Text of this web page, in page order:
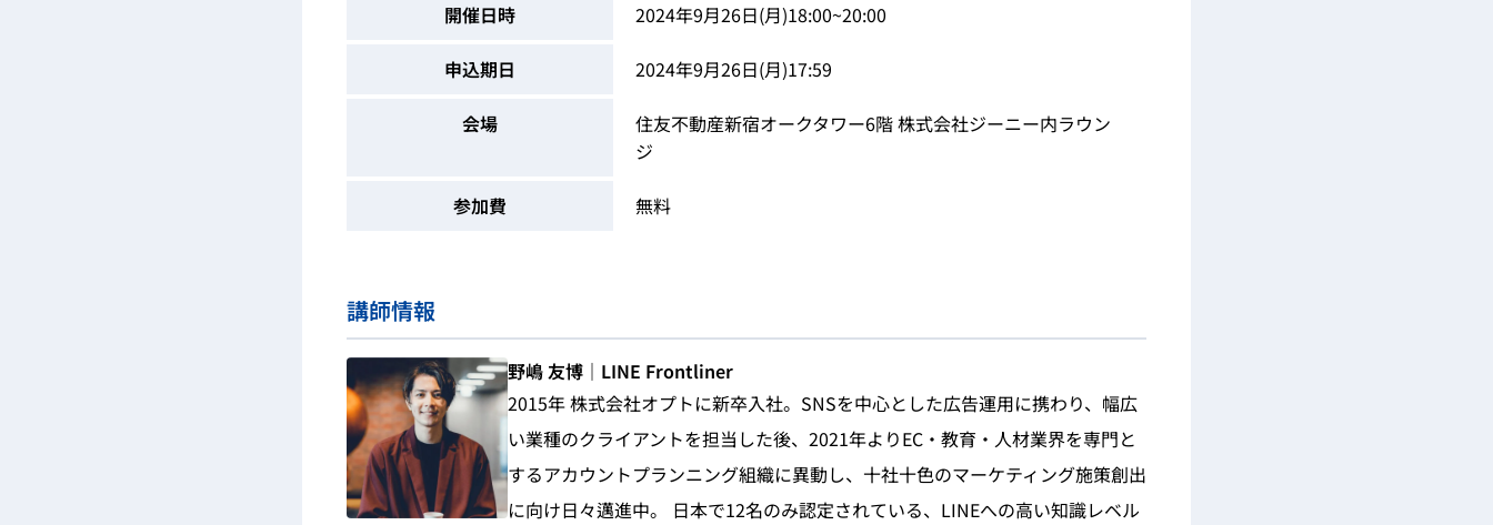
開催日時 2024年9月26日(月)18:00~20:00
申込期日 2024年9月26日(月)17:59
会場
住友不動産新宿オークタワー6階 株式会社ジーニー内ラウン
ジ
参加費 無料
講師情報
野嶋 友博｜LINE Frontliner
2015年 株式会社オプトに新卒入社。SNSを中心とした広告運用に携わり、幅広
い業種のクライアントを担当した後、2021年よりEC・教育・人材業界を専門と
するアカウントプランニング組織に異動し、十社十色のマーケティング施策創出
に向け日々邁進中。 日本で12名のみ認定されている、LINEへの高い知識レベル